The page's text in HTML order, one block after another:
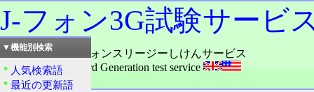
J-フォン3G試験サービ
読み：ジェイ・フォンスリージーしけんサービス
外語：J-PHONE 3rd Generation test service
品詞：名詞
▼機能別検索
人気検索語
最近の更新語